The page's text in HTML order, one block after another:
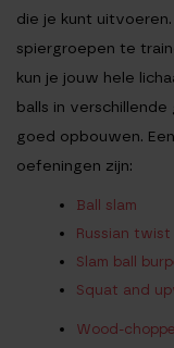
die je kunt
spiergroepen te
kun je jouw hele
balls in
goed opbouwen.
oefeningen zijn:
Ball slam
Russian twist
Slam ball
Squat and
Wood-